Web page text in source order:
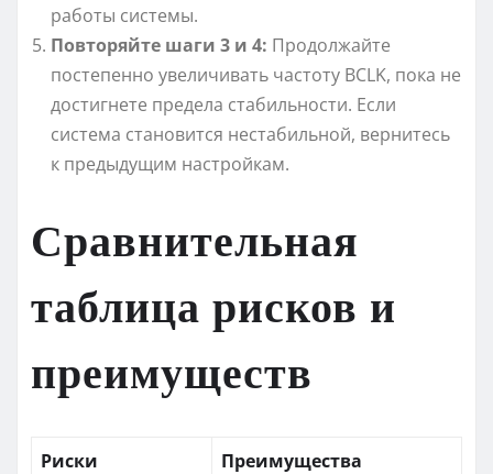
работы системы.
Повторяйте шаги 3 и 4: Продолжайте
постепенно увеличивать частоту BCLK, пока не
достигнете предела стабильности. Если
система становится нестабильной, вернитесь
к предыдущим настройкам.
Сравнительная
таблица рисков и
преимуществ
Риски
Преимущества